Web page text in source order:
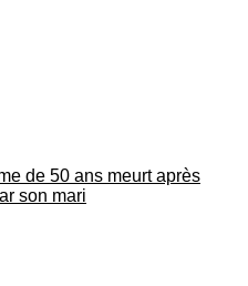
de 50 ans meurt après
son mari